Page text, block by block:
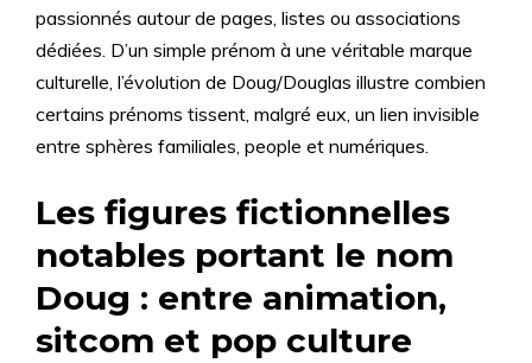
passionnés autour de pages, listes ou associations
dédiées. D’un simple prénom à une véritable marque
culturelle, l’évolution de Doug/Douglas illustre combien
certains prénoms tissent, malgré eux, un lien invisible
entre sphères familiales, people et numériques.
Les figures fictionnelles
notables portant le nom
Doug : entre animation,
sitcom et pop culture